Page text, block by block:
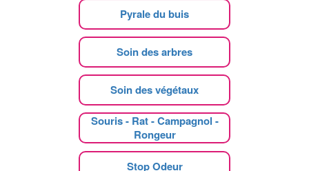
Pyrale du buis
Soin des arbres
Soin des végétaux
Souris - Rat - Campagnol -
Rongeur
Stop Odeur